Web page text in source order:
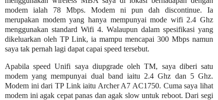
modem ialah 78 Mbps. Modem ni pun dah discontinue. Ia
merupakan modem yang hanya mempunyai mode wifi 2.4 Ghz
menggunakan standard Wifi 4. Walaupun dalam spesifikasi yang
dikeluarkan oleh TP Link, ia mampu mencapai 300 Mbps namun
saya tak pernah lagi dapat capai speed tersebut.
Apabila speed Unifi saya diupgrade oleh TM, saya diberi satu
modem yang mempunyai dual band iaitu 2.4 Ghz dan 5 Ghz.
Modem ini dari TP Link iaitu Archer A7 AC1750. Cuma saya lihat
modem ini agak cepat panas dan agak slow untuk reboot. Dari segi